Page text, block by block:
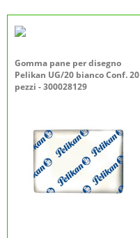
Gomma pane per disegno
Pelikan UG/20 bianco Conf. 20
pezzi - 300028129